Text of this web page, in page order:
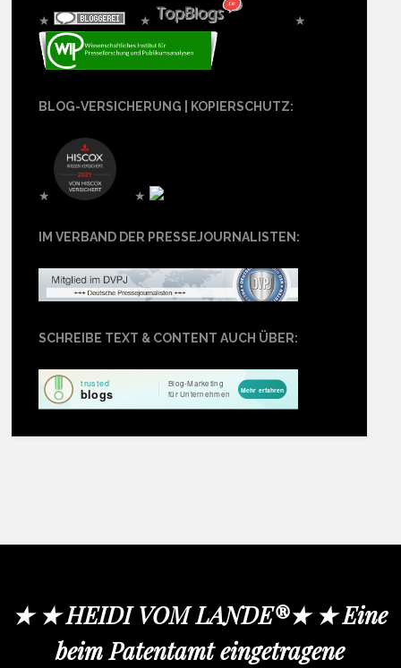
★ ★ ★
BLOG-VERSICHERUNG | KOPIERSCHUTZ:
★ ★
IM VERBAND DER PRESSEJOURNALISTEN:
SCHREIBE TEXT & CONTENT AUCH ÜBER:
★ ★ HEIDI VOM LANDE®★ ★ Eine
beim Patentamt eingetragene